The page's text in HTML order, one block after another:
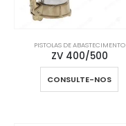
PISTOLAS DE ABASTECIMENTO
ZV 400/500
CONSULTE-NOS